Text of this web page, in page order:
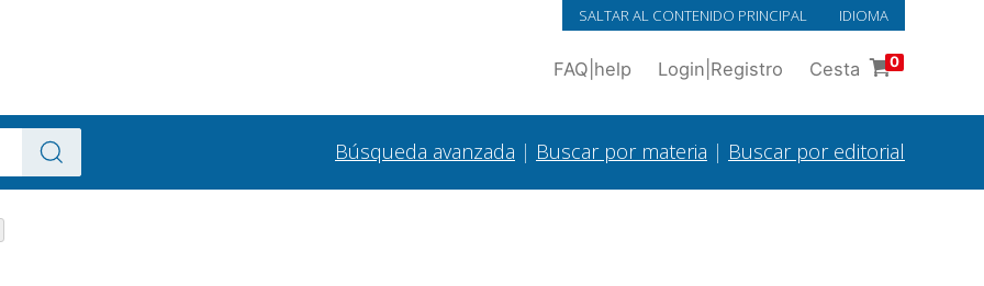
SALTAR AL CONTENIDO PRINCIPAL IDIOMA
FAQ help Login Registro Cesta 0
Búsqueda avanzada | Buscar por materia | Buscar por editorial